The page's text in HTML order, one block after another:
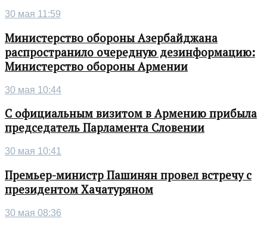
30 мая 11:59
Министерство обороны Азербайджана
распространило очередную дезинформацию:
Министерство обороны Армении
30 мая 10:44
С официальным визитом в Армению прибыла
председатель Парламента Словении
30 мая 10:41
Премьер-министр Пашинян провел встречу с
президентом Хачатуряном
30 мая 08:36